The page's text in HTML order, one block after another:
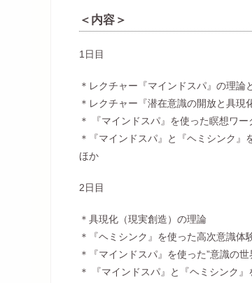
＜内容＞
1日目
＊レクチャー『マインドスパ』の理論
＊レクチャー『潜在意識の開放と具現
＊ 『マインドスパ』を使った瞑想ワー
＊『マインドスパ』と『ヘミシンク』
ほか
2日目
＊具現化（現実創造）の理論
＊『ヘミシンク』を使った高次意識体
＊『マインドスパ』を使った”意識の世
＊ 『マインドスパ』と『ヘミシンク